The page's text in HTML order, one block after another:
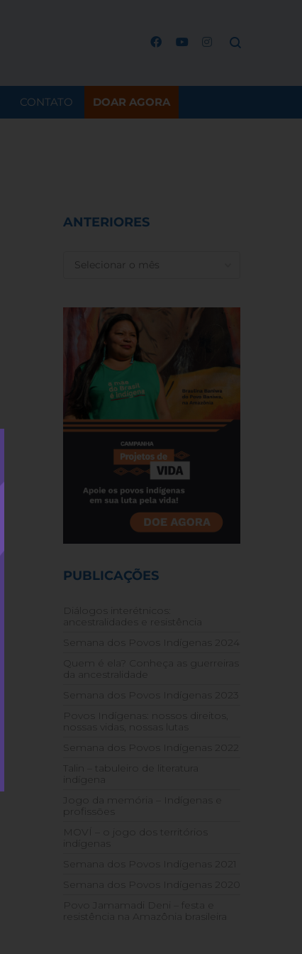
CONTATO DOAR AGORA
ANTERIORES
PUBLICAÇÕES
Diálogos interétnicos:
ancestralidades e resistência
Semana dos Povos Indígenas 2024
Quem é ela? Conheça as guerreiras
da ancestralidade
Semana dos Povos Indígenas 2023
Povos Indígenas: nossos direitos,
nossas vidas, nossas lutas
Semana dos Povos Indígenas 2022
Talin – tabuleiro de literatura
indígena
Jogo da memória – Indígenas e
profissões
MOVÍ – o jogo dos territórios
indígenas
Semana dos Povos Indígenas 2021
Semana dos Povos Indígenas 2020
Povo Jamamadi Deni – festa e
resistência na Amazônia brasileira